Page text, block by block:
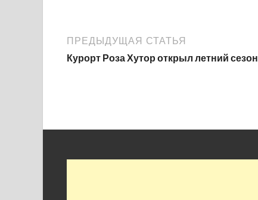
ПРЕДЫДУЩАЯ СТАТЬЯ
Курорт Роза Хутор открыл летний сезон